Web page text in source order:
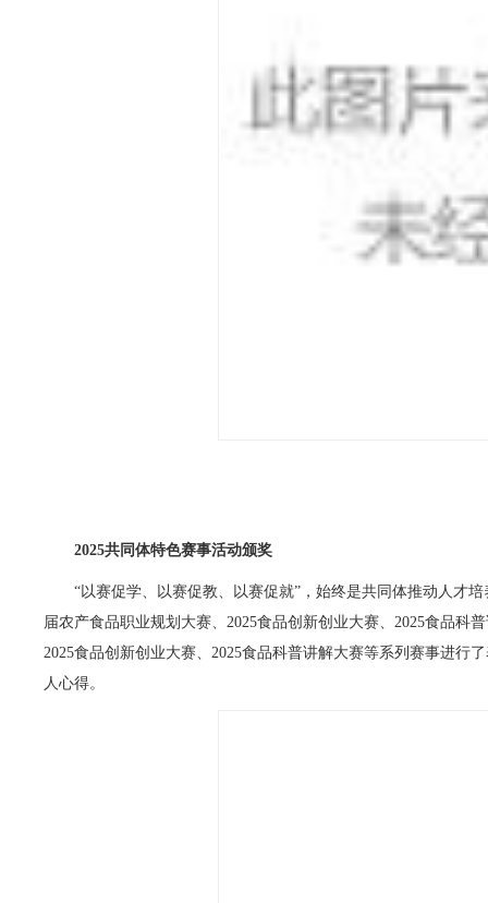
2025共同体特色赛事活动颁奖
“以赛促学、以赛促教、以赛促就”，始终是共同体推动人才培
届农产食品职业规划大赛、2025食品创新创业大赛、2025食品
2025食品创新创业大赛、2025食品科普讲解大赛等系列赛事进行
人心得。